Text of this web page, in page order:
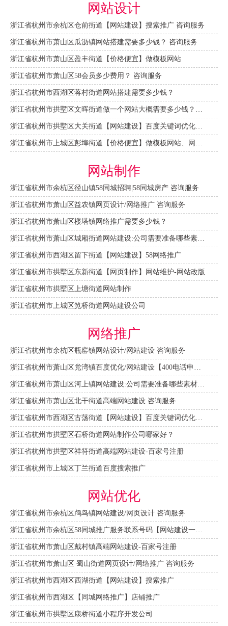
网站设计
浙江省杭州市余杭区仓前街道【网站建设】搜索推广 咨询服务
浙江省杭州市萧山区瓜沥镇网站搭建需要多少钱？ 咨询服务
浙江省杭州市萧山区盈丰街道【价格便宜】做模板网站
浙江省杭州市萧山区58会员多少费用？ 咨询服务
浙江省杭州市西湖区蒋村街道网站搭建需要多少钱？
网站制作
浙江省杭州市余杭区径山镇58同城招聘|58同城房产 咨询服务
浙江省杭州市萧山区益农镇网页设计/网络推广 咨询服务
浙江省杭州市萧山区楼塔镇网络推广需要多少钱？
浙江省杭州市西湖区留下街道【网站建设】58网络推广
浙江省杭州市拱墅区东新街道【网页制作】网站维护-网站改版
浙江省杭州市拱墅区上塘街道网站制作
浙江省杭州市上城区笕桥街道网站建设公司
网络推广
浙江省杭州市余杭区瓶窑镇网站设计/网站建设 咨询服务
浙江省杭州市萧山区北干街道高端网站建设 咨询服务
浙江省杭州市拱墅区石桥街道网站制作公司哪家好？
浙江省杭州市拱墅区祥符街道高端网站建设-百家号注册
浙江省杭州市上城区丁兰街道百度搜索推广
网站优化
浙江省杭州市余杭区鸬鸟镇网站建设/网页设计 咨询服务
浙江省杭州市萧山区戴村镇高端网站建设-百家号注册
浙江省杭州市萧山区 蜀山街道网页设计/网络推广 咨询服务
浙江省杭州市西湖区西湖街道【网站建设】搜索推广
浙江省杭州市西湖区【同城网络推广】店铺推广
浙江省杭州市拱墅区康桥街道小程序开发公司